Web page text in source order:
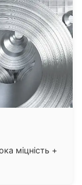
міцність +